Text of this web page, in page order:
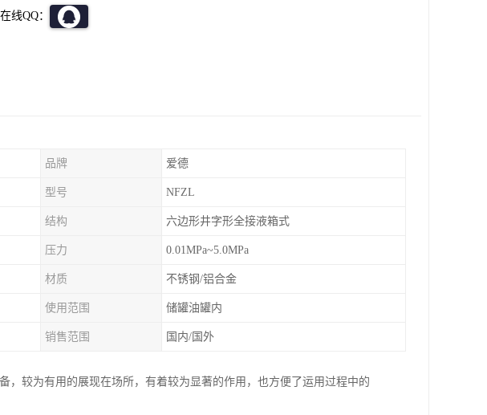
在线QQ：
品牌 爱德
型号 NFZL
结构 六边形井字形全接液箱式
压力 0.01MPa~5.0MPa
材质 不锈钢/铝合金
使用范围 储罐油罐内
销售范围 国内/国外
，较为有用的展现在场所，有着较为显著的作用，也方便了运用过程中的